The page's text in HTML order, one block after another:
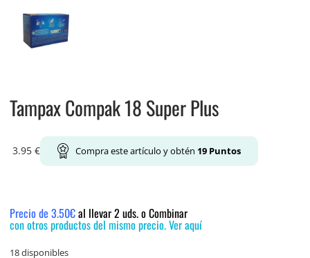
Tampax Compak 18 Super Plus
3.95 € Compra este artículo y obtén 19Puntos
Precio de 3.50€al llevar 2 uds. o Combinar
con otros productos del mismo precio. Ver aquí
18 disponibles